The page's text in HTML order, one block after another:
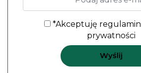
*Akceptuję regulamin
prywatności